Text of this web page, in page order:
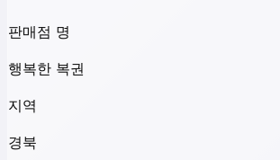
판매점 명
행복한 복권
지역
경북